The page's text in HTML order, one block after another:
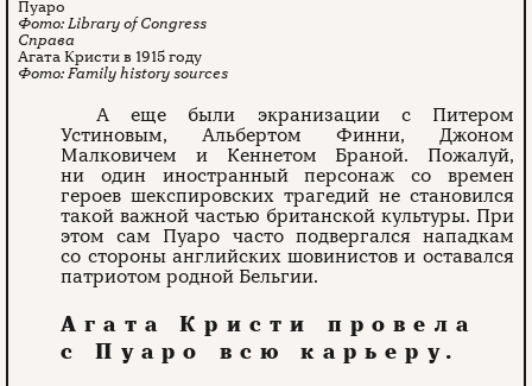
Пуаро
Library of Congress
Агата Кристи в 1915 году
Family history sources
А еще были экранизации с Питером
Устиновым, Альбертом Финни, Джоном
Малковичем и Кеннетом Браной. Пожалуй,
ни один иностранный персонаж со времен
героев шекспировских трагедий не становился
такой важной частью британской культуры. При
этом сам Пуаро часто подвергался нападкам
со стороны английских шовинистов и оставался
патриотом родной Бельгии.
Агата Кристи провела
с Пуаро всю карьеру.